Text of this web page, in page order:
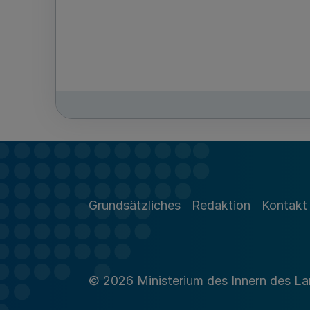
Grundsätzliches Redaktion Kontakt
© 2026 Ministerium des Innern des